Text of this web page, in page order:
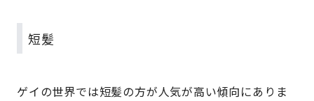
短髪
ゲイの世界では短髪の方が人気が高い傾向にありま